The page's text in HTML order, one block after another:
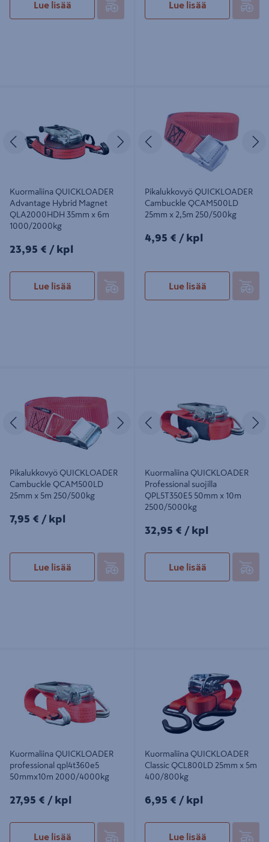
Lue lisää Lue lisää
1000/2000kg
Edellinen Seuraava
Kuormaliina QUICKLOADER
Advantage Hybrid Magnet
QLA2000HDH 35mm x 6m
1000/2000kg
23,95€/kpl
23,95 € / kpl
Lue lisää
2,5m 250/500kg
Edellinen
Pikalukkovyö QUICKLOADER
Cambuckle QCAM500LD
25mm x 2,5m 250/500kg
4,95€/kpl
4,95 € / kpl
Lue lisää
5m 250/500kg
Edellinen Seuraava
Pikalukkovyö QUICKLOADER
Cambuckle QCAM500LD
25mm x 5m 250/500kg
7,95€/kpl
7,95 € / kpl
Lue lisää
Edellinen
Kuormaliina QUICKLOADER
Professional suojilla
QPL5T350E5 50mm x 10m
2500/5000kg
32,95€/kpl
32,95 € / kpl
Lue lisää
Kuormaliina QUICKLOADER
professional qpl4t360e5
50mmx10m 2000/4000kg
27,95€/kpl
27,95 € / kpl
Lue lisää
Kuormaliina QUICKLOADER
Classic QCL800LD 25mm x 5m
400/800kg
6,95€/kpl
6,95 € / kpl
Lue lisää